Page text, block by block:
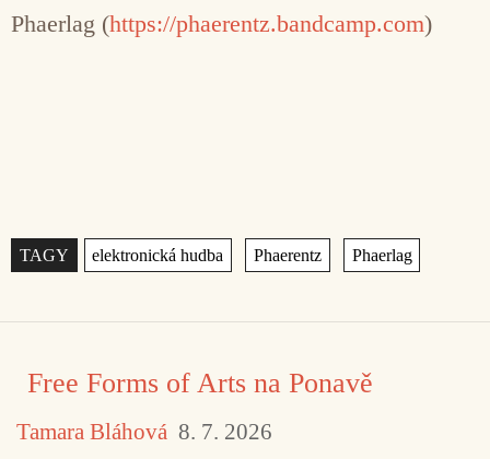
Phaerlag (https://phaerentz.bandcamp.com)
Štítky
Free Forms of Arts na Ponavě
Tamara Bláhová 8. 7. 2026